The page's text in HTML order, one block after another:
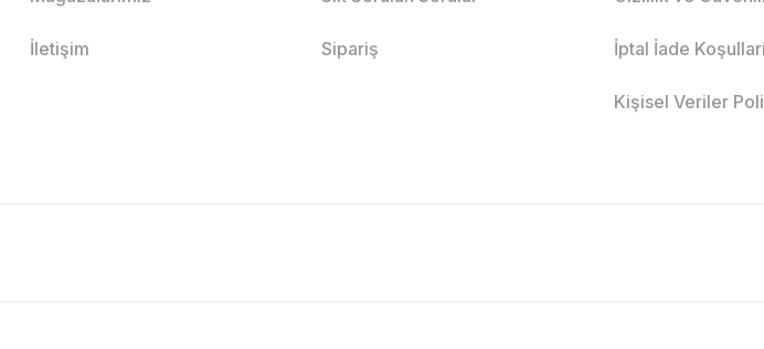
İletişim Sipariş İptal İade Koşullari
Kişisel Veriler